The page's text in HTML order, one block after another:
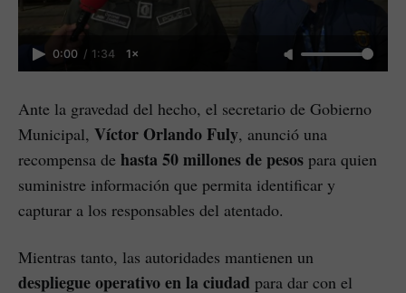
0:00 / 1:34 1×
Ante la gravedad del hecho, el secretario de Gobierno
Municipal, Víctor Orlando Fuly, anunció una
recompensa de hasta 50 millones de pesos para quien
suministre información que permita identificar y
capturar a los responsables del atentado.
Mientras tanto, las autoridades mantienen un
despliegue operativo en la ciudad para dar con el